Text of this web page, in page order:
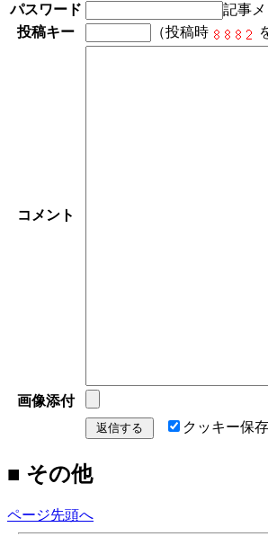
パスワード
記事メ
投稿キー
（投稿時
コメント
画像添付
クッキー保存
■ その他
ページ先頭へ